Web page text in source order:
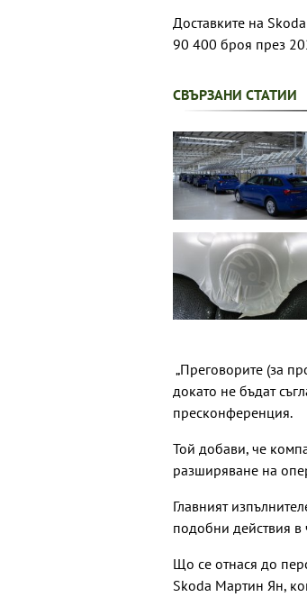
Доставките на
90 400 броя през
СВЪРЗАНИ СТАТИИ
„Преговорите (за
докато не бъдат
пресконференция.
Той добави, че
разширяване на
Главният
подобни действия в
Що се отнася до
Skoda Мартин Ян,